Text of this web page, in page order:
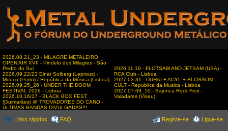
2026.08.21_23 - MILAGRE METALEIRO
OPEN AIR XVII - Pindelo dos Milagres - São
Pedro do Sul
2026.09.22/23 Einar Solberg (Leprous) -
Mouco (Porto) / República da Música (Lisboa)
2026.09.25_26 - UNDER THE DOOM
FESTIVAL 2026 - Lisboa
2026.10.16/17 - BLACK BOX FEST
(Guimarães) @ TROVADORES DO CANO -
ÚLTIMAS BANDAS DIVULGADAS!!!
2026.11.19 - FLOTSAM AND JETSAM (USA) -
RCA Club - Lisboa
2027.03.31 - UUHAI + ACYL + BLOSSOM
CULT - Republica da Musica - Lisboa
2027.07.09_10 - Bajonca Rock Fest -
Valadares (Viseu)
Links rápidos FAQ Ligue-se
Registe-se